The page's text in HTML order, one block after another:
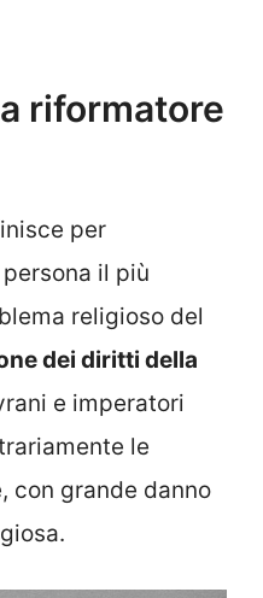
riformatore
per
il più
religioso del
dei diritti della
e imperatori
le
con grande danno